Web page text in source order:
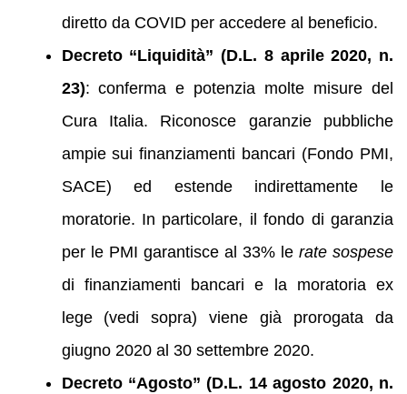
diretto da COVID per accedere al beneficio.
Decreto “Liquidità” (D.L. 8 aprile 2020, n.
23): conferma e potenzia molte misure del
Cura Italia. Riconosce garanzie pubbliche
ampie sui finanziamenti bancari (Fondo PMI,
SACE) ed estende indirettamente le
moratorie. In particolare, il fondo di garanzia
per le PMI garantisce al 33% le rate sospese
di finanziamenti bancari e la moratoria ex
lege (vedi sopra) viene già prorogata da
giugno 2020 al 30 settembre 2020.
Decreto “Agosto” (D.L. 14 agosto 2020, n.